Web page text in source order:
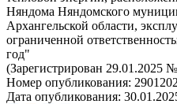
Няндома Няндомского
Архангельской области,
ограниченной
год"
(Зарегистрирован 29.01.2025
Номер опубликования:
Дата опубликования: